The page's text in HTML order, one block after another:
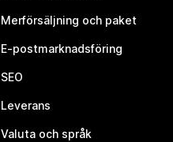
Merförsäljning och paket
E-postmarknadsföring
SEO
Leverans
Valuta och språk